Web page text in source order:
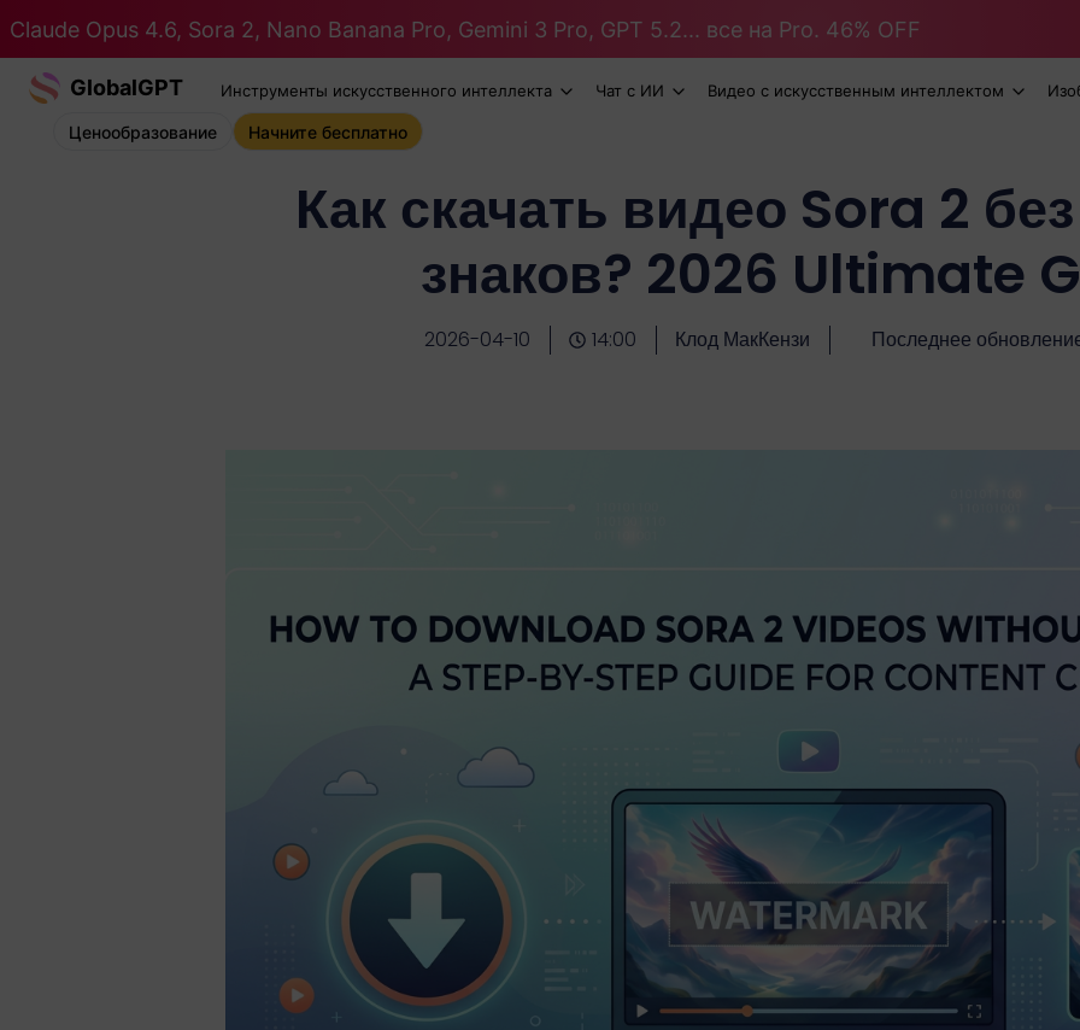
Claude Opus 4.6, Sora 2, Nano Banana Pro, Gemini 3 Pro, GPT 5.2... все на Pro. 46% OFF
GlobalGPT Инструменты искусственного интеллекта Чат с ИИ Видео с искусственным интеллектом
Ценообразование Начните бесплатно
Как скачать видео Sora 2
знаков? 2026 Ultimate
2026-04-10 14:00 Клод МакКензи Последнее